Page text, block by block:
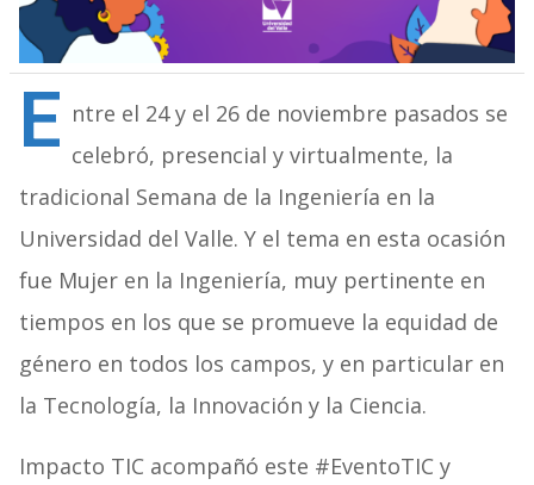
E ntre el 24 y el 26 de noviembre pasados se
celebró, presencial y virtualmente, la
tradicional Semana de la Ingeniería en la
Universidad del Valle. Y el tema en esta ocasión
fue Mujer en la Ingeniería, muy pertinente en
tiempos en los que se promueve la equidad de
género en todos los campos, y en particular en
la Tecnología, la Innovación y la Ciencia.
Impacto TIC acompañó este #EventoTIC y